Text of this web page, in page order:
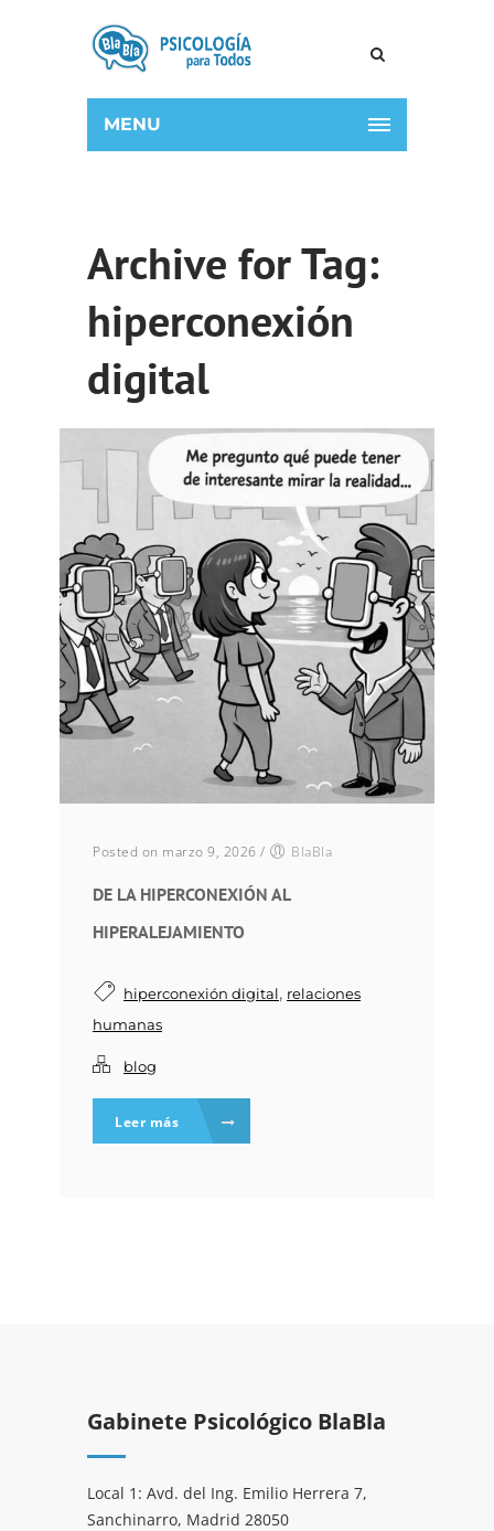
MENU
Archive for Tag:
hiperconexión
digital
Posted on marzo 9, 2026 / BlaBla
DE LA HIPERCONEXIÓN AL
HIPERALEJAMIENTO
hiperconexión digital, relaciones
humanas
blog
Leer más
Gabinete Psicológico BlaBla
Local 1: Avd. del Ing. Emilio Herrera 7,
Sanchinarro, Madrid 28050